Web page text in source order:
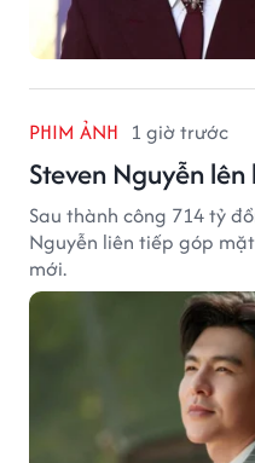
PHIM ẢNH 1 giờ trước
Steven Nguyễn
Sau thành công 714 tỷ
Nguyễn liên tiếp góp
mới.